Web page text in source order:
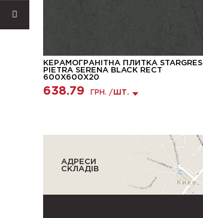
КЕРАМОГРАНІТНА ПЛИТКА STARGRES
PIETRA SERENA BLACK RECT
600X600X20
638.79 ГРН. / ШТ.
АДРЕСИ
СКЛАДІВ